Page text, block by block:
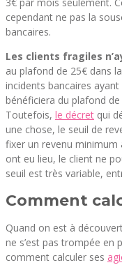
cependant ne pas la
bancaires.
Les clients fragiles
au plafond de 25€ dans
incidents bancaires
bénéficiera du plafond
Toutefois, le décret qui
une chose, le seuil de
fixer un revenu minimum
ont eu lieu, le client ne
seuil est très variable,
Comment
Quand on est à
ne s’est pas trompée en
comment calculer ses